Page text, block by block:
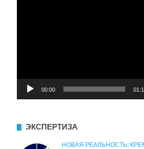
00:00
ЭКСПЕРТИЗА
НОВАЯ РЕАЛЬНОСТЬ: